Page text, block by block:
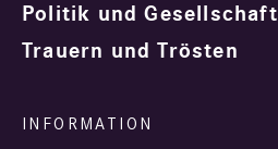
Politik und Gesellschaft
Trauern und Trösten